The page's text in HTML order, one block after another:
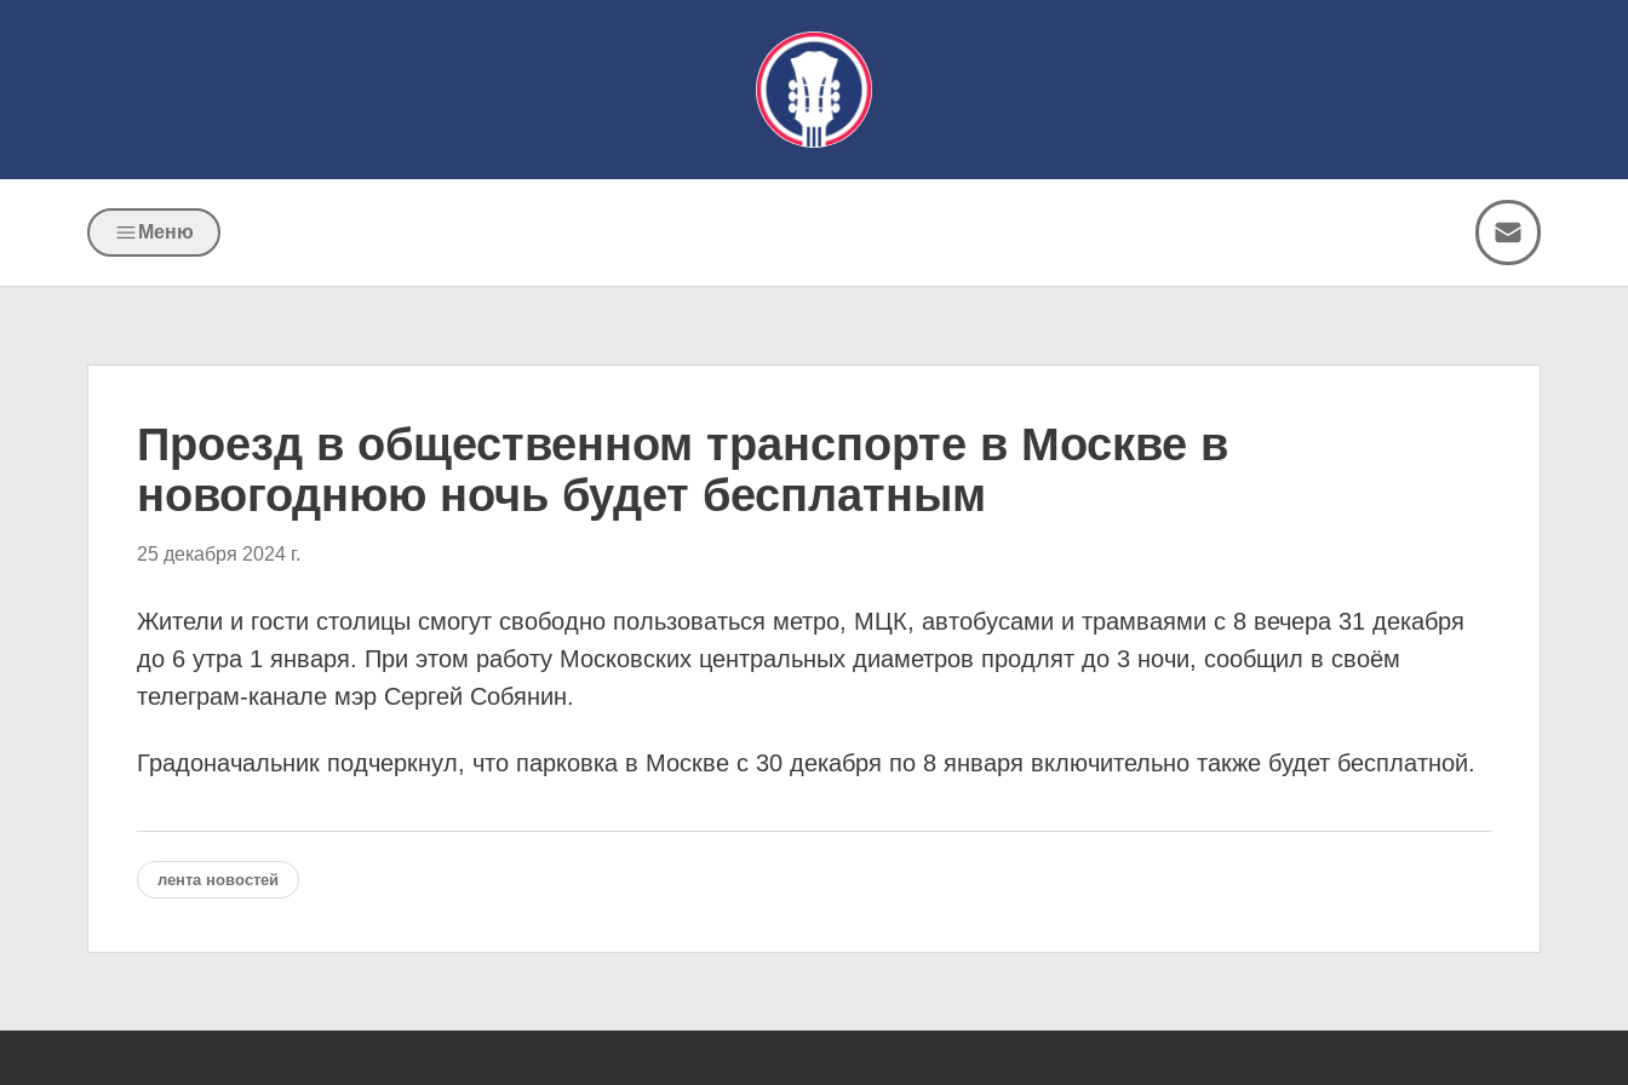
Меню
Проезд в общественном транспорте в Москве в
новогоднюю ночь будет бесплатным
25 декабря 2024 г.
Жители и гости столицы смогут свободно пользоваться метро, МЦК, автобусами и трамваями с 8 вечера 31 декабря
до 6 утра 1 января. При этом работу Московских центральных диаметров продлят до 3 ночи, сообщил в своём
телеграм-канале мэр Сергей Собянин.
Градоначальник подчеркнул, что парковка в Москве с 30 декабря по 8 января включительно также будет бесплатной.
лента новостей